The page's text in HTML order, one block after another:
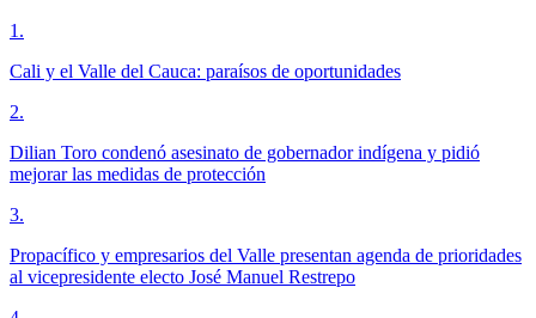
1 .
Cali y el Valle del Cauca: paraísos de oportunidades
2.
Dilian Toro condenó asesinato de gobernador indígena y pidió
mejorar las medidas de protección
3.
Propacífico y empresarios del Valle presentan agenda de prioridades
al vicepresidente electo José Manuel Restrepo